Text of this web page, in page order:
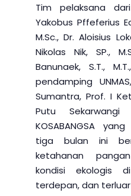
Tim pelaksana
Yakobus Pffeferius
M.Sc., Dr. Aloisius
Nikolas Nik, SP.,
Banunaek, S.T.,
pendamping
Sumantra, Prof. I
Putu Sekarwangi
KOSABANGSA
tiga bulan ini
ketahanan
kondisi ekologis
terdepan, dan